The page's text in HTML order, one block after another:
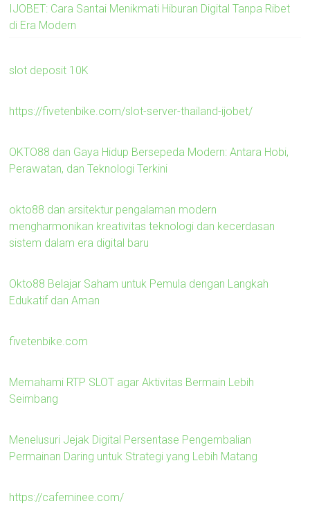
IJOBET: Cara Santai Menikmati Hiburan Digital Tanpa Ribet
di Era Modern
slot deposit 10K
https://fivetenbike.com/slot-server-thailand-ijobet/
OKTO88 dan Gaya Hidup Bersepeda Modern: Antara Hobi,
Perawatan, dan Teknologi Terkini
okto88 dan arsitektur pengalaman modern
mengharmonikan kreativitas teknologi dan kecerdasan
sistem dalam era digital baru
Okto88 Belajar Saham untuk Pemula dengan Langkah
Edukatif dan Aman
fivetenbike.com
Memahami RTP SLOT agar Aktivitas Bermain Lebih
Seimbang
Menelusuri Jejak Digital Persentase Pengembalian
Permainan Daring untuk Strategi yang Lebih Matang
https://cafeminee.com/